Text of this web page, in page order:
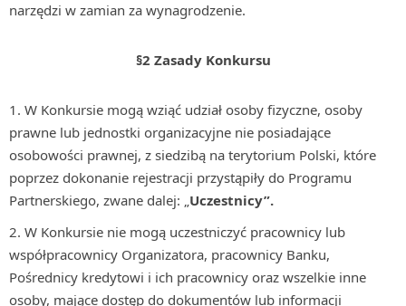
narzędzi w zamian za wynagrodzenie.
§2 Zasady Konkursu
W Konkursie mogą wziąć udział osoby fizyczne, osoby
prawne lub jednostki organizacyjne nie posiadające
osobowości prawnej, z siedzibą na terytorium Polski, które
poprzez dokonanie rejestracji przystąpiły do Programu
Partnerskiego, zwane dalej: „Uczestnicy”.
W Konkursie nie mogą uczestniczyć pracownicy lub
współpracownicy Organizatora, pracownicy Banku,
Pośrednicy kredytowi i ich pracownicy oraz wszelkie inne
osoby, mające dostęp do dokumentów lub informacji